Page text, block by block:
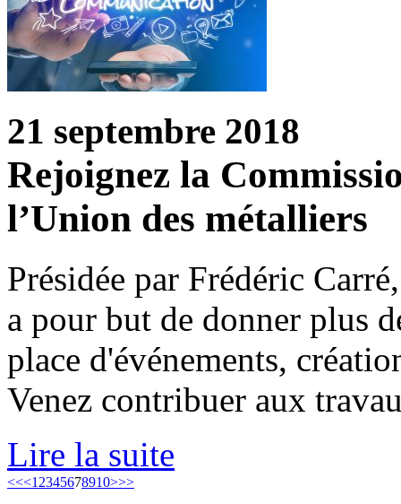
21 septembre 2018
Rejoignez la
l’Union des métalliers
Présidée par Frédéric
a pour but de donner plus
place d'événements,
Venez contribuer aux
Lire la suite
<<<1 2345678910>>>